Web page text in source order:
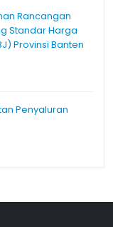
Rancangan
Standar Harga
Provinsi Banten
Penyaluran